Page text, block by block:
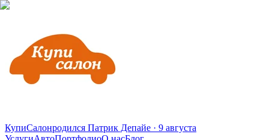
КупиСалонродился Патрик Депайе · 9 августа